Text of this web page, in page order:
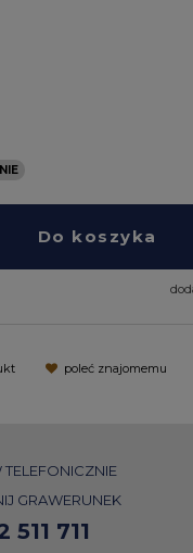
Do koszyka
poleć znajomemu
GRAWERUNEK
511 711